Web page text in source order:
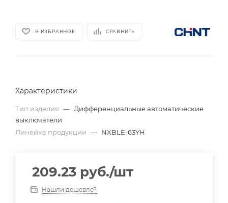
В ИЗБРАННОЕ СРАВНИТЬ
Характеристики
Тип изделия — Дифференциальные автоматические
выключатели
Линейка продукции — NXBLE-63YH
209.23 руб./шт
Нашли дешевле?